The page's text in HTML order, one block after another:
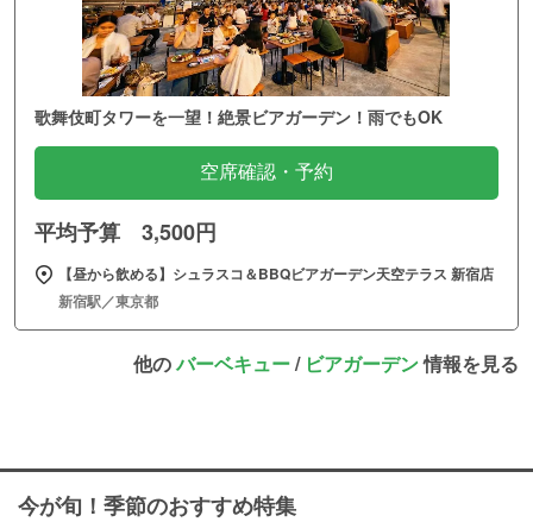
歌舞伎町タワーを一望！絶景ビアガーデン！雨でもOK
空席確認・予約
平均予算 3,500円
【昼から飲める】シュラスコ＆BBQビアガーデン天空テラス 新宿店
新宿駅／東京都
他のバーベキュー/ ビアガーデン情報を見る
今が旬！季節のおすすめ特集